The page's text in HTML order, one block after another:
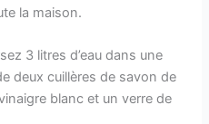
la maison.
3 litres d’eau dans une
deux cuillères de savon de
blanc et un verre de